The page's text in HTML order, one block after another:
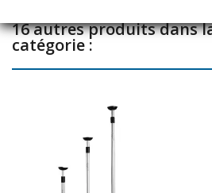
16 autres produits dans
catégorie :